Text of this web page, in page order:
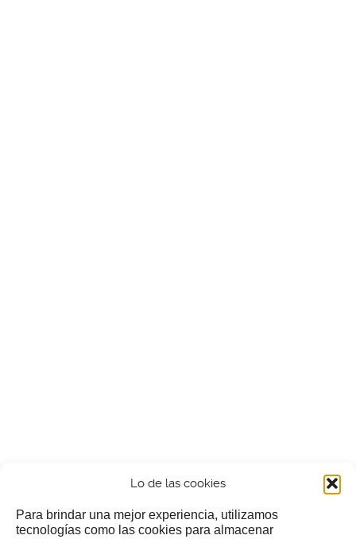
Lo de las cookies
Para brindar una mejor experiencia, utilizamos
tecnologías como las cookies para almacenar